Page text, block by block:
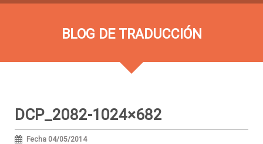
BLOG DE TRADUCCIÓN
DCP_2082-1024×682
Fecha 04/05/2014